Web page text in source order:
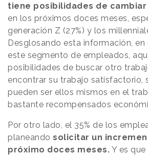
tiene posibilidades de
en los próximos doces meses,
generación Z (27%) y los
Desglosando esta información,
este segmento de empleados,
posibilidades de buscar otro
encontrar su trabajo satisfactorio,
pueden ser ellos mismos en el
bastante recompensados
Por otro lado, el 35% de los
planeando solicitar un
próximo doces meses. Y es